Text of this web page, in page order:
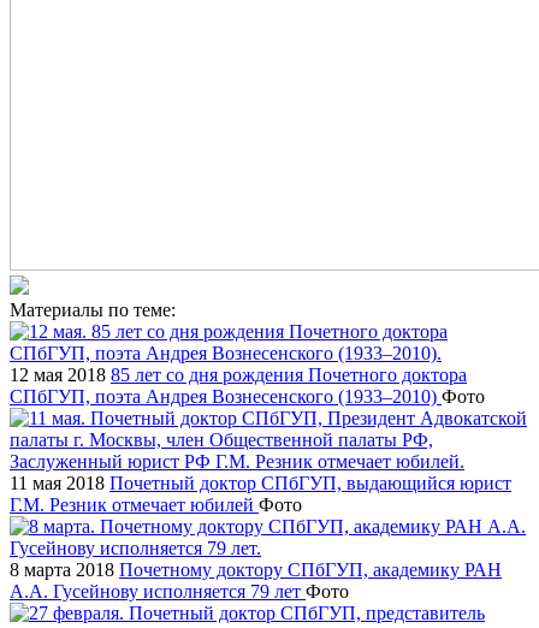
Материалы по теме:
12 мая 2018 85 лет со дня рождения Почетного доктора
СПбГУП, поэта Андрея Вознесенского (1933–2010) Фото
11 мая 2018 Почетный доктор СПбГУП, выдающийся юрист
Г.М. Резник отмечает юбилей Фото
8 марта 2018 Почетному доктору СПбГУП, академику РАН
А.А. Гусейнову исполняется 79 лет Фото